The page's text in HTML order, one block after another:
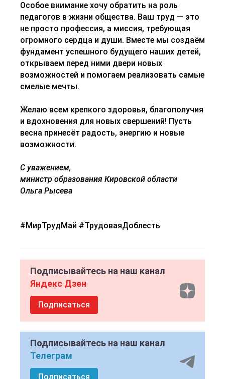
Особое внимание хочу обратить на роль
педагогов в жизни общества. Ваш труд — это
не просто профессия, а миссия, требующая
огромного сердца и души. Вместе мы создаём
фундамент успешного будущего наших детей,
открываем перед ними двери новых
возможностей и помогаем реализовать самые
смелые мечты.
Желаю всем крепкого здоровья, благополучия
и вдохновения для новых свершений! Пусть
весна принесёт радость, энергию и новые
возможности.
С уважением,
министр образования Кировской области
Ольга Рысева
#МирТрудМай #ТрудоваяДоблесть
Подписывайтесь на наш канал
Яндекс Дзен
Подписаться
Подписывайтесь на наш канал
Телеграм
Подписаться